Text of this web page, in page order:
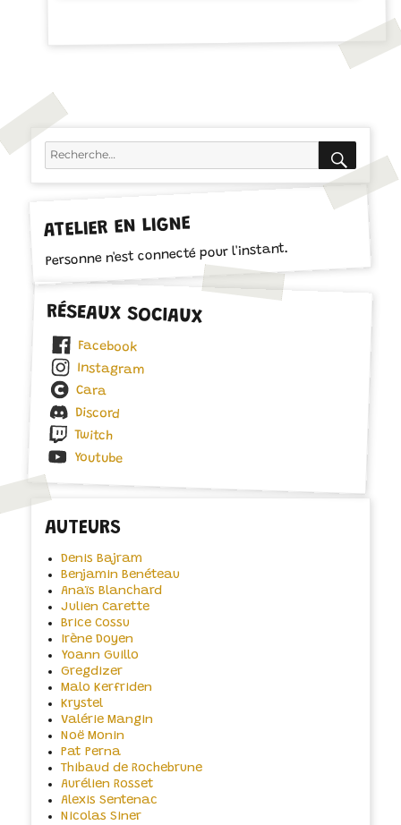
Recherche
ATELIER EN LIGNE
Personne n'est connecté pour l'instant.
RÉSEAUX SOCIAUX
Facebook
Instagram
Cara
Discord
Twitch
Youtube
AUTEURS
Denis Bajram
Benjamin Benéteau
Anaïs Blanchard
Julien Carette
Brice Cossu
Irène Doyen
Yoann Guillo
Gregdizer
Malo Kerfriden
Krystel
Valérie Mangin
Noë Monin
Pat Perna
Thibaud de Rochebrune
Aurélien Rosset
Alexis Sentenac
Nicolas Siner